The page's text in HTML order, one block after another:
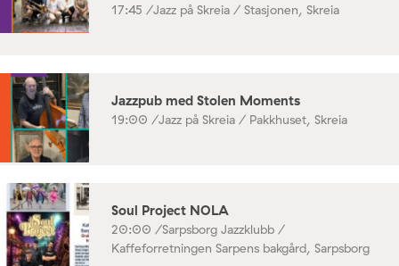
17:45 /Jazz på Skreia / Stasjonen, Skreia
Jazzpub med Stolen Moments
19:00 /Jazz på Skreia / Pakkhuset, Skreia
Soul Project NOLA
20:00 /Sarpsborg Jazzklubb /
Kaffeforretningen Sarpens bakgård, Sarpsborg